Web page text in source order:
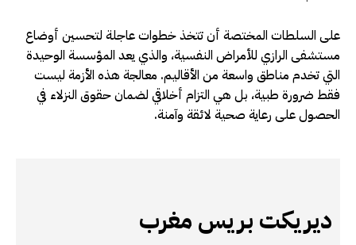
على السلطات المختصة أن تتخذ خطوات عاجلة لتحسين أوضاع
مستشفى الرازي للأمراض النفسية، والذي يعد المؤسسة الوحيدة
التي تخدم مناطق واسعة من الأقاليم. معالجة هذه الأزمة ليست
فقط ضرورة طبية، بل هي التزام أخلاقي لضمان حقوق النزلاء في
الحصول على رعاية صحية لائقة وآمنة.
ديريكت بريس مغرب